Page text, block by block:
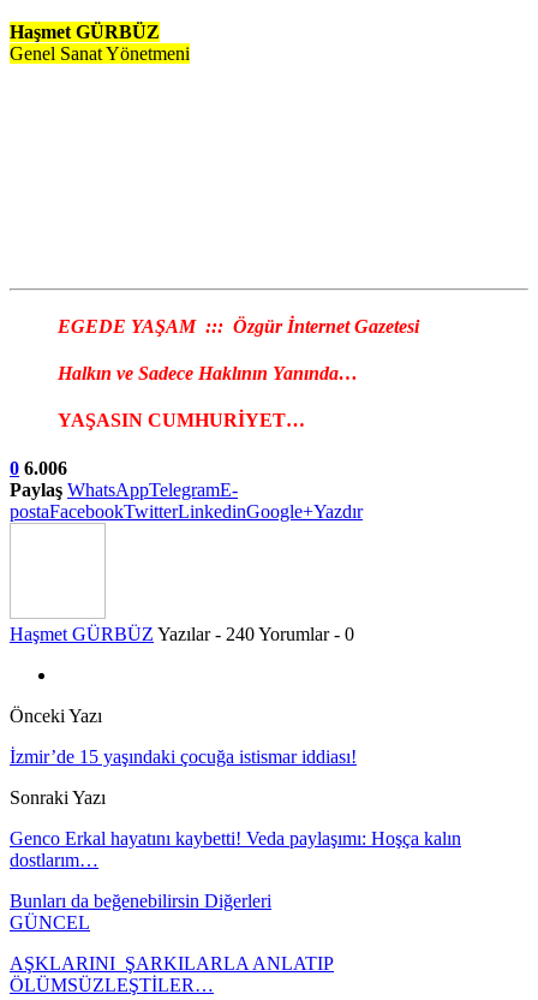
Haşmet GÜRBÜZ
Genel Sanat Yönetmeni
EGEDE YAŞAM ::: Özgür İnternet Gazetesi
Halkın ve Sadece Haklının Yanında…
YAŞASIN CUMHURİYET…
0 6.006
Paylaş WhatsAppTelegramE-
postaFacebookTwitterLinkedinGoogle+Yazdır
Haşmet GÜRBÜZ Yazılar - 240Yorumlar - 0
Önceki Yazı
İzmir’de 15 yaşındaki çocuğa istismar iddiası!
Sonraki Yazı
Genco Erkal hayatını kaybetti! Veda paylaşımı: Hoşça kalın
dostlarım…
Bunları da beğenebilirsin Diğerleri
GÜNCEL
AŞKLARINI ŞARKILARLA ANLATIP
ÖLÜMSÜZLEŞTİLER…